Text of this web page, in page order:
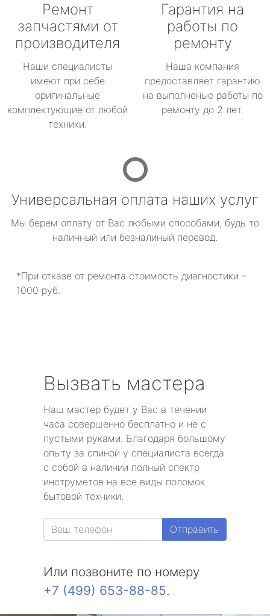
Ремонт
запчастями от
производителя
Наши специалисты
имеют при себе
оригинальные
комплектующие от любой
техники.
Гарантия на
работы по
ремонту
Наша компания
предоставляет гарантию
на выполненые работы по
ремонту до 2 лет.
Универсальная оплата наших услуг
Мы берем оплату от Вас любыми способами, будь то
наличный или безналиный перевод.
*При отказе от ремонта стоимость диагностики –
1000 руб.
Вызвать мастера
Наш мастер будет у Вас в течении
часа совершенно бесплатно и не с
пустыми руками. Благодаря большому
опыту за спиной у специалиста всегда
с собой в наличии полный спектр
инструметов на все виды поломок
бытовой техники.
Отправить
Или позвоните по номеру
+7 (499) 653-88-85.